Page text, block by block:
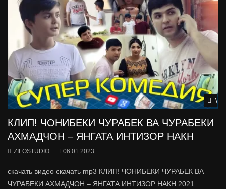
КЛИП! ЧОНИБЕКИ ЧУРАБЕК ВА ЧУРАБЕКИ
АХМАДЧОН – ЯНГАТА ИНТИЗОР НАКН
ZIFOSTUDIO 06.01.2023
скачать видео скачать mp3 КЛИП! ЧОНИБЕКИ ЧУРАБЕК ВА
ЧУРАБЕКИ АХМАДЧОН – ЯНГАТА ИНТИЗОР НАКН 2021...